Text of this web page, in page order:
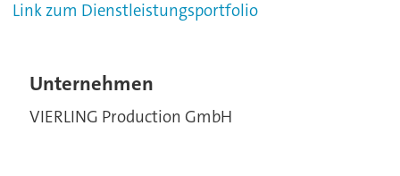
Link zum Dienstleistungsportfolio
Unternehmen
VIERLING Production GmbH